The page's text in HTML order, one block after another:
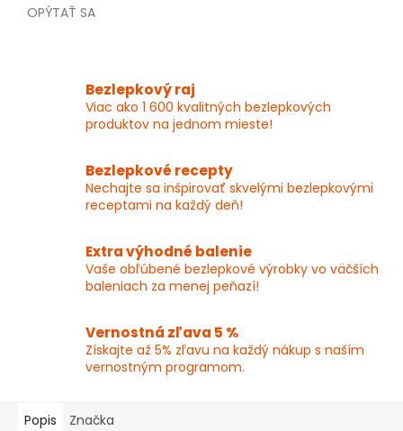
OPÝTAŤ SA
Bezlepkový raj
Viac ako 1 600 kvalitných bezlepkových
produktov na jednom mieste!
Bezlepkové recepty
Nechajte sa inšpirovať skvelými bezlepkovými
receptami na každý deň!
Extra výhodné balenie
Vaše obľúbené bezlepkové výrobky vo väčších
baleniach za menej peňazí!
Vernostná zľava 5 %
Získajte až 5% zľavu na každý nákup s naším
vernostným programom.
Popis Značka